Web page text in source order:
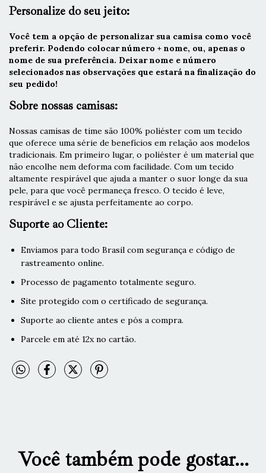
Personalize do seu jeito:
Você tem a opção de personalizar sua camisa como você
preferir. Podendo colocar número + nome, ou, apenas o
nome de sua preferência. Deixar nome e número
selecionados nas observações que estará na finalização do
seu pedido!
Sobre nossas camisas:
Nossas camisas de time são 100% poliéster com um tecido
que oferece uma série de benefícios em relação aos modelos
tradicionais. Em primeiro lugar, o poliéster é um material que
não encolhe nem deforma com facilidade. Com um tecido
altamente respirável que ajuda a manter o suor longe da sua
pele, para que você permaneça fresco. O tecido é leve,
respirável e se ajusta perfeitamente ao corpo.
Suporte ao Cliente:
Enviamos para todo Brasil com segurança e código de
rastreamento online.
Processo de pagamento totalmente seguro.
Site protegido com o certificado de segurança.
Suporte ao cliente antes e pós a compra.
Parcele em até 12x no cartão.
Você também pode gostar...